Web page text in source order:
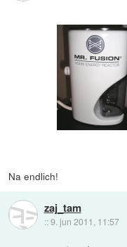
Na endlich!
zaj_tam
::9. jun 2011, 11:57